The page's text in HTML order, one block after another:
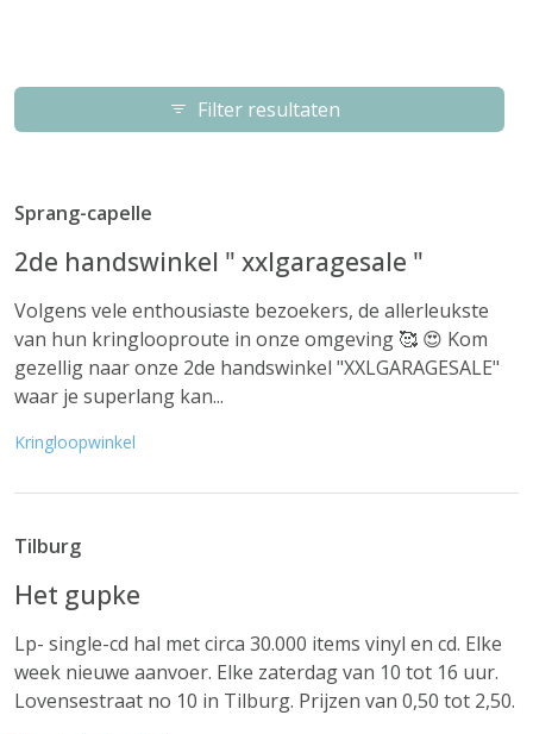
Filter resultaten
Sprang-capelle
2de handswinkel " xxlgaragesale "
Volgens vele enthousiaste bezoekers, de allerleukste
van hun kringlooproute in onze omgeving 🥰 😍 Kom
gezellig naar onze 2de handswinkel "XXLGARAGESALE"
waar je superlang kan...
Kringloopwinkel
Tilburg
Het gupke
Lp- single-cd hal met circa 30.000 items vinyl en cd. Elke
week nieuwe aanvoer. Elke zaterdag van 10 tot 16 uur.
Lovensestraat no 10 in Tilburg. Prijzen van 0,50 tot 2,50.